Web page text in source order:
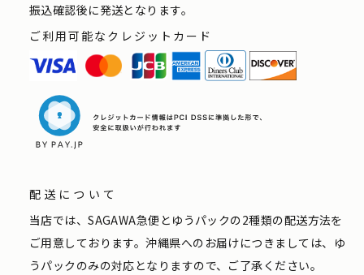
振込確認後に発送となります。
ご利用可能なクレジットカード
配送について
当店では、SAGAWA急便とゆうパックの2種類の配送方法を
ご用意しております。沖縄県へのお届けにつきましては、ゆ
うパックのみの対応となりますので、ご了承ください。